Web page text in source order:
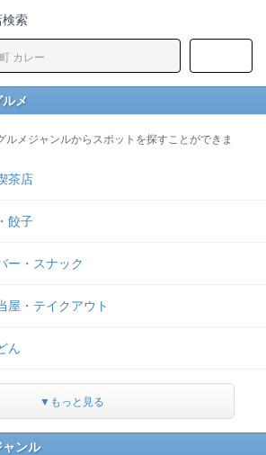
検索
メ
ルメジャンルからスポットを探すことができま
茶店
餃子
ー・スナック
屋・テイクアウト
ん
▼もっと見る
ンル